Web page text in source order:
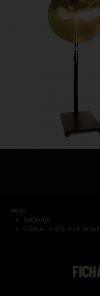
Inicio
Catálogo
Espejo ustorio o de